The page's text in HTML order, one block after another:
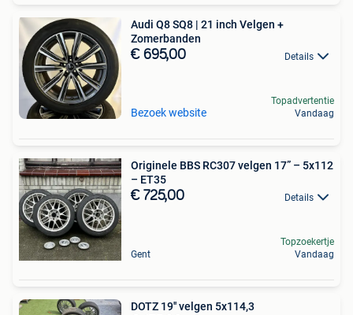
Audi Q8 SQ8 | 21 inch Velgen +
Zomerbanden
€ 695,00 Details
Bezoek website
Topadvertentie
Vandaag
Originele BBS RC307 velgen 17” – 5x112
– ET35
€ 725,00 Details
Gent
Topzoekertje
Vandaag
DOTZ 19'' velgen 5x114,3